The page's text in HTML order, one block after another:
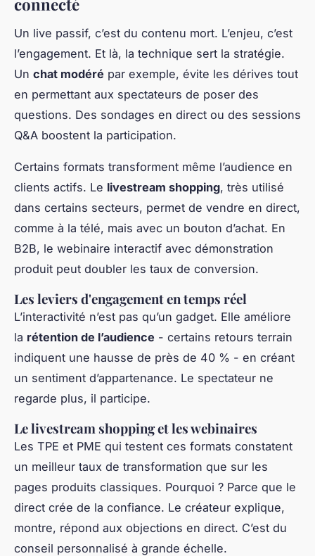
connecté
Un live passif, c’est du contenu mort. L’enjeu, c’est
l’engagement. Et là, la technique sert la stratégie.
Un chat modéré par exemple, évite les dérives tout
en permettant aux spectateurs de poser des
questions. Des sondages en direct ou des sessions
Q&A boostent la participation.
Certains formats transforment même l’audience en
clients actifs. Le livestream shopping, très utilisé
dans certains secteurs, permet de vendre en direct,
comme à la télé, mais avec un bouton d’achat. En
B2B, le webinaire interactif avec démonstration
produit peut doubler les taux de conversion.
Les leviers d'engagement en temps réel
L’interactivité n’est pas qu’un gadget. Elle améliore
la rétention de l’audience - certains retours terrain
indiquent une hausse de près de 40 % - en créant
un sentiment d’appartenance. Le spectateur ne
regarde plus, il participe.
Le livestream shopping et les webinaires
Les TPE et PME qui testent ces formats constatent
un meilleur taux de transformation que sur les
pages produits classiques. Pourquoi ? Parce que le
direct crée de la confiance. Le créateur explique,
montre, répond aux objections en direct. C’est du
conseil personnalisé à grande échelle.